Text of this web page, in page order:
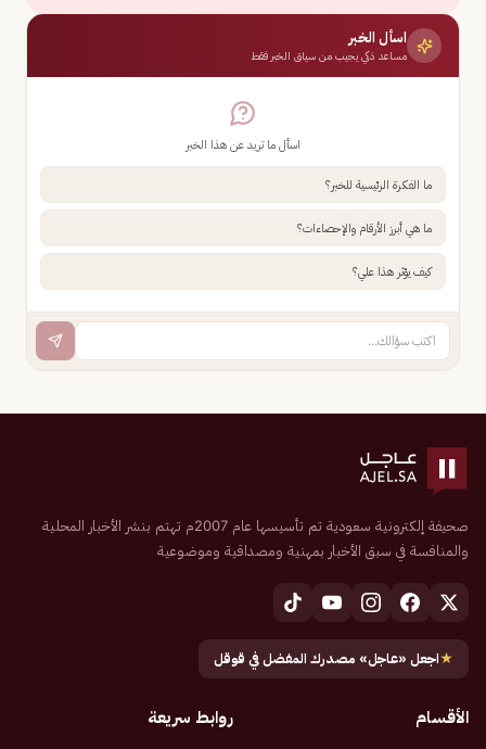
اسأل الخبر
مساعد ذكي يجيب من سياق الخبر فقط
اسأل ما تريد عن هذا الخبر
ما الفكرة الرئيسية للخبر؟
ما هي أبرز الأرقام والإحصاءات؟
كيف يؤثر هذا علي؟
صحيفة إلكترونية سعودية تم تأسيسها عام 2007م تهتم بنشر الأخبار المحلية
والمنافسة في سبق الأخبار بمهنية ومصداقية وموضوعية
★اجعل «عاجل» مصدرك المفضل في قوقل
الأقسام روابط سريعة